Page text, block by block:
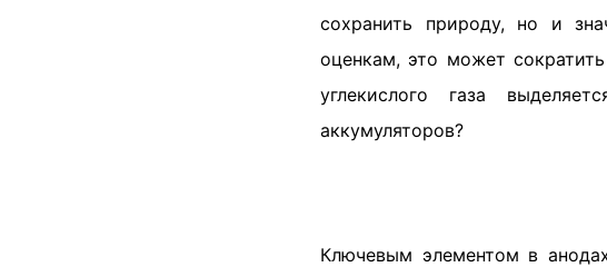
сохранить природу, но и
оценкам, это может
углекислого газа
аккумуляторов?
Ключевым элементом в